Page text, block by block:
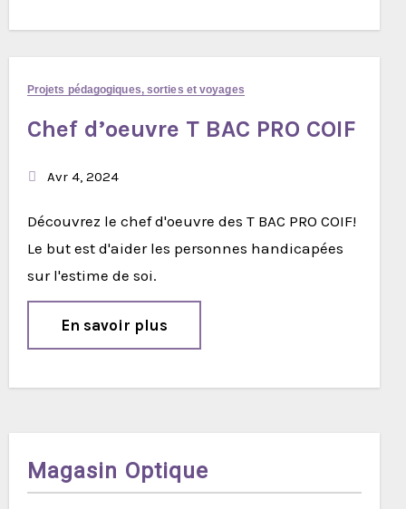
Projets pédagogiques, sorties et voyages
Chef d’oeuvre T BAC PRO COIF
Avr 4, 2024
Découvrez le chef d'oeuvre des T BAC PRO COIF!
Le but est d'aider les personnes handicapées
sur l'estime de soi.
En savoir plus
Magasin Optique